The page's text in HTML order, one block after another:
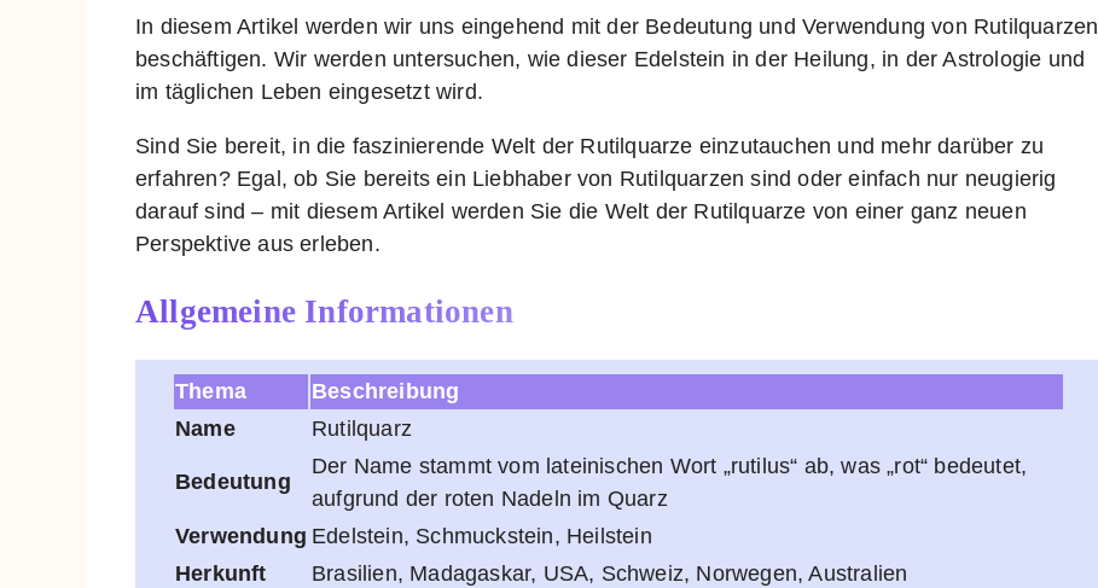
In diesem Artikel werden wir uns eingehend mit der Bedeutung und Verwendung von Rutilquarzen
beschäftigen. Wir werden untersuchen, wie dieser Edelstein in der Heilung, in der Astrologie und
im täglichen Leben eingesetzt wird.
Sind Sie bereit, in die faszinierende Welt der Rutilquarze einzutauchen und mehr darüber zu
erfahren? Egal, ob Sie bereits ein Liebhaber von Rutilquarzen sind oder einfach nur neugierig
darauf sind – mit diesem Artikel werden Sie die Welt der Rutilquarze von einer ganz neuen
Perspektive aus erleben.
Allgemeine Informationen
Thema
Beschreibung
Name
Rutilquarz
Bedeutung
Der Name stammt vom lateinischen Wort „rutilus“ ab, was „rot“ bedeutet,
aufgrund der roten Nadeln im Quarz
Verwendung Edelstein, Schmuckstein, Heilstein
Herkunft
Brasilien, Madagaskar, USA, Schweiz, Norwegen, Australien